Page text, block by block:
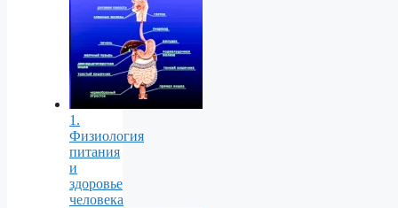
1.
Физиология
питания
и
здоровье
человека